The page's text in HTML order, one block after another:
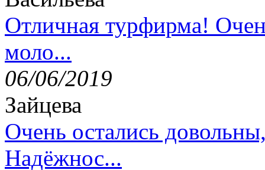
Отличная турфирма!
моло...
06/06/2019
Зайцева
Очень остались
Надёжнос...